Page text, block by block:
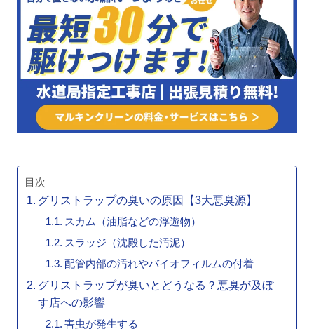
目次
グリストラップの臭いの原因【3大悪臭源】
スカム（油脂などの浮遊物）
スラッジ（沈殿した汚泥）
配管内部の汚れやバイオフィルムの付着
グリストラップが臭いとどうなる？悪臭が及ぼ
す店への影響
害虫が発生する